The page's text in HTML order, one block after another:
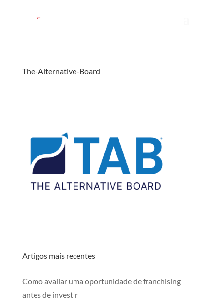
The-Alternative-Board
Artigos mais recentes
Como avaliar uma oportunidade de franchising
antes de investir